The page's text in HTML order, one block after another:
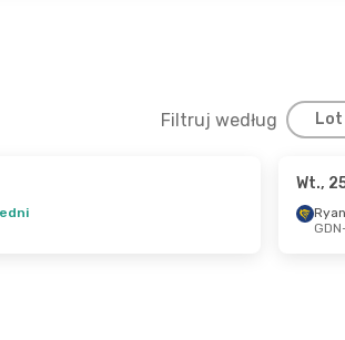
Filtruj według
- Śr., 30 Wrz
Wt.,
GDN